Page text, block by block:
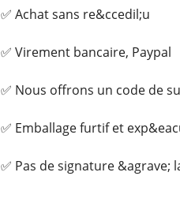
✅ Achat sans re&ccedil;u
✅ Virement bancaire, Paypal
✅ Nous offrons un code de
✅ Emballage furtif et
✅ Pas de signature &agrave;